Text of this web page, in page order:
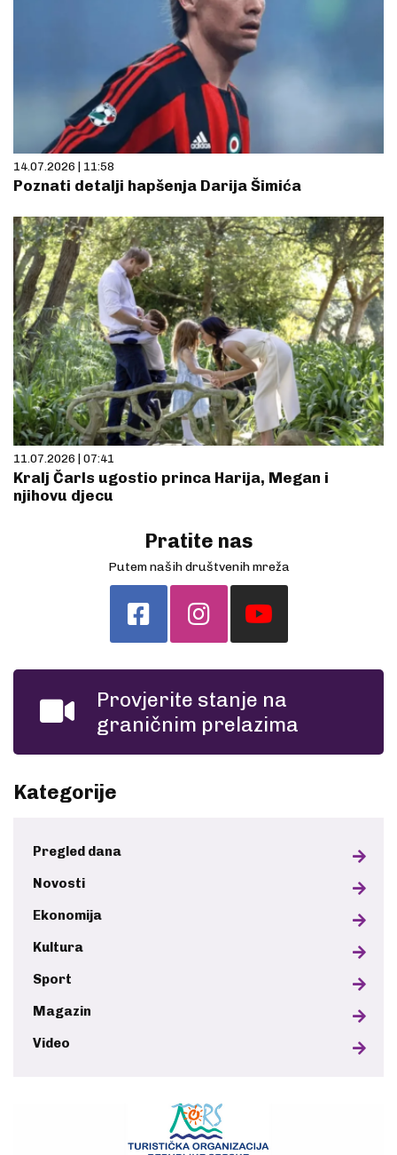
14.07.2026 | 11:58
Poznati detalji hapšenja Darija Šimića
11.07.2026 | 07:41
Kralj Čarls ugostio princa Harija, Megan i
njihovu djecu
Pratite nas
Putem naših društvenih mreža
Provjerite stanje na
graničnim prelazima
Kategorije
Pregled dana
Novosti
Ekonomija
Kultura
Sport
Magazin
Video